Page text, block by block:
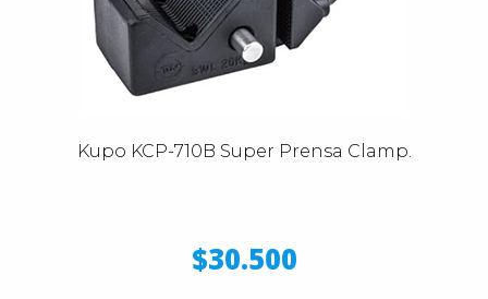
Kupo KCP-710B Super Prensa Clamp.
$30.500